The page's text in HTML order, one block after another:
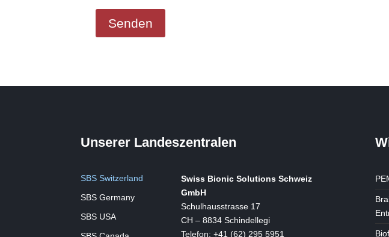
Unserer Landeszentralen
SBS Switzerland
SBS Germany
SBS USA
Swiss Bionic Solutions Schweiz
GmbH
Schulhausstrasse 17
CH – 8834 Schindellegi
Telefon: +41 (62) 295 5951